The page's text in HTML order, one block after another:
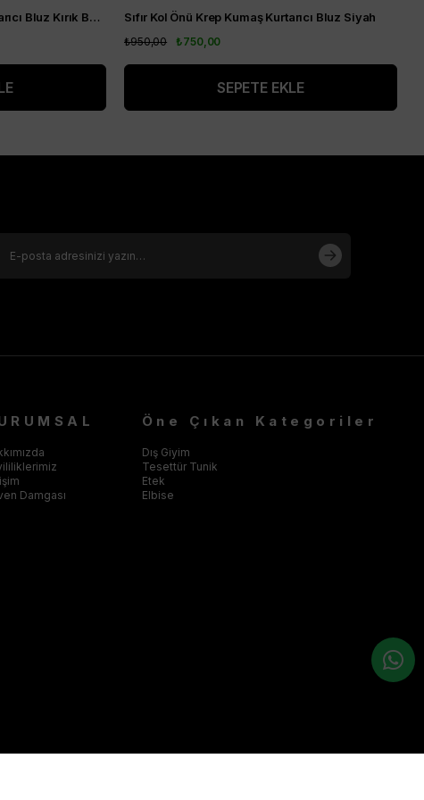
Sıfır Kol Önü Krep Kumaş Kurtarıcı Bluz Kırık Beyaz Sıfır Kol Önü Krep Kumaş Kurtarıcı Bluz Siyah
₺750,00
₺950,00
SEPETE EKLE
Damgası
Öne Çıkan Kategoriler
Dış Giyim
Tesettür Tunik
Etek
Elbise